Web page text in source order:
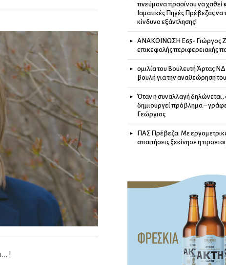
!
πνεύμονα πρασίνου να χαθεί
Ιαματικές Πηγές Πρέβεζας
κίνδυνο εξάντλησης!
ΑΝΑΚΟΙΝΩΣΗ Ε65- Γιώργος
επικεφαλής περιφερειακής
ομιλία του Βουλευτή Άρτας
βουλή για την αναθεώρηση
Όταν η συναλλαγή
δημιουργεί πρόβλημα –
Γεώργιος
ΠΑΣ Πρέβεζα: Με
απαιτήσεις ξεκίνησε η